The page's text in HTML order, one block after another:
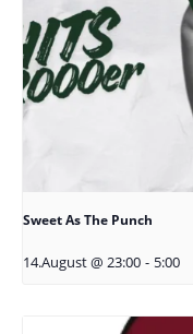
Sweet As The Punch
14.August @ 23:00 - 5:00